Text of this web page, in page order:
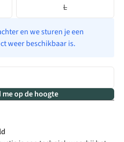
L
en we sturen je een
weer beschikbaar is.
me op de hoogte